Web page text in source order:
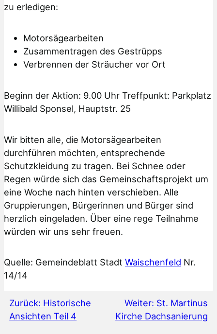
zu erledigen:
Motorsägearbeiten
Zusammentragen des Gestrüpps
Verbrennen der Sträucher vor Ort
Beginn der Aktion: 9.00 Uhr Treffpunkt: Parkplatz
Willibald Sponsel, Hauptstr. 25
Wir bitten alle, die Motorsägearbeiten
durchführen möchten, entsprechende
Schutzkleidung zu tragen. Bei Schnee oder
Regen würde sich das Gemeinschaftsprojekt um
eine Woche nach hinten verschieben. Alle
Gruppierungen, Bürgerinnen und Bürger sind
herzlich eingeladen. Über eine rege Teilnahme
würden wir uns sehr freuen.
Quelle: Gemeindeblatt Stadt Waischenfeld Nr.
14/14
Zurück: Historische
Ansichten Teil 4
Weiter: St. Martinus
Kirche Dachsanierung